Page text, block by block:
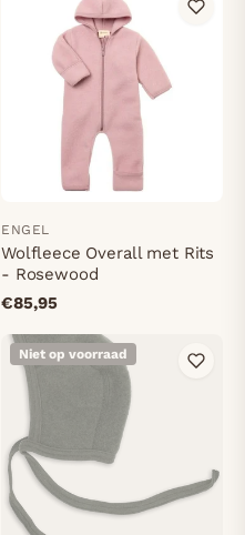
ENGEL
Wolfleece Overall met Rits
- Rosewood
€85,95
Niet op voorraad